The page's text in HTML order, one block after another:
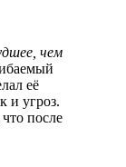
чем
её
и угроз.
после